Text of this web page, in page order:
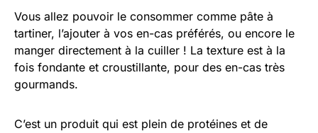
Vous allez pouvoir le consommer comme pâte à
tartiner, l’ajouter à vos en-cas préférés, ou encore le
manger directement à la cuiller ! La texture est à la
fois fondante et croustillante, pour des en-cas très
gourmands.
C’est un produit qui est plein de protéines et de